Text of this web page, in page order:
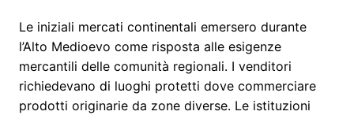
Le iniziali mercati continentali emersero durante
l’Alto Medioevo come risposta alle esigenze
mercantili delle comunità regionali. I venditori
richiedevano di luoghi protetti dove commerciare
prodotti originarie da zone diverse. Le istituzioni